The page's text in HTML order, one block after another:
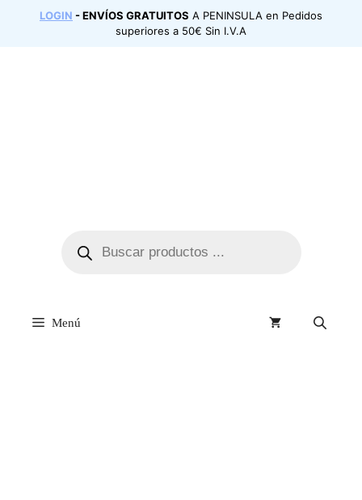
LOGIN - ENVÍOS GRATUITOS A PENINSULA en Pedidos
superiores a 50€ Sin I.V.A
Menú